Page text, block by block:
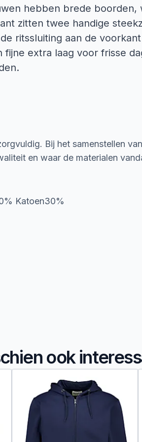
hebben brede boorden,
zitten twee handige
ritssluiting aan de
fijne extra laag voor frisse
Bij het samenstellen
en waar de materialen
Katoen30%
ook